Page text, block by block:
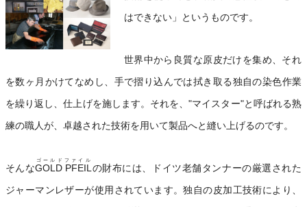
はできない」というものです。
世界中から良質な原皮だけを集め、それ
を数ヶ月かけてなめし、手で摺り込んでは拭き取る独自の染色作業
を繰り返し、仕上げを施します。それを、"マイスター"と呼ばれる熟
練の職人が、卓越された技術を用いて製品へと縫い上げるのです。
そんなGOLD PFEIL
ゴールドファイル
の財布には、ドイツ老舗タンナーの厳選された
ジャーマンレザーが使用されています。独自の皮加工技術により、